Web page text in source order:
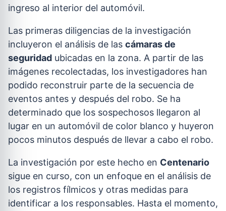
ingreso al interior del automóvil.
Las primeras diligencias de la investigación
incluyeron el análisis de las cámaras de
seguridad ubicadas en la zona. A partir de las
imágenes recolectadas, los investigadores han
podido reconstruir parte de la secuencia de
eventos antes y después del robo. Se ha
determinado que los sospechosos llegaron al
lugar en un automóvil de color blanco y huyeron
pocos minutos después de llevar a cabo el robo.
La investigación por este hecho en Centenario
sigue en curso, con un enfoque en el análisis de
los registros fílmicos y otras medidas para
identificar a los responsables. Hasta el momento,